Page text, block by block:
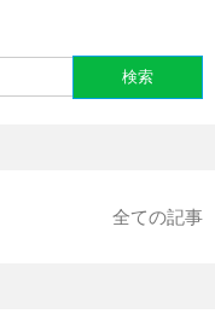
全ての記事